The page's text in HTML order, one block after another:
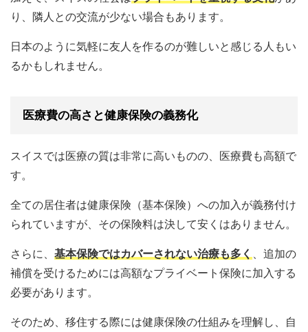
り、隣人との交流が少ない場合もあります。
日本のように気軽に友人を作るのが難しいと感じる人もい
るかもしれません。
医療費の高さと健康保険の義務化
スイスでは医療の質は非常に高いものの、医療費も高額で
す。
全ての居住者は健康保険（基本保険）への加入が義務付け
られていますが、その保険料は決して安くはありません。
さらに、 基本保険ではカバーされない治療も多く
、追加の
補償を受けるためには高額なプライベート保険に加入する
必要があります。
そのため、移住する際には健康保険の仕組みを理解し、自